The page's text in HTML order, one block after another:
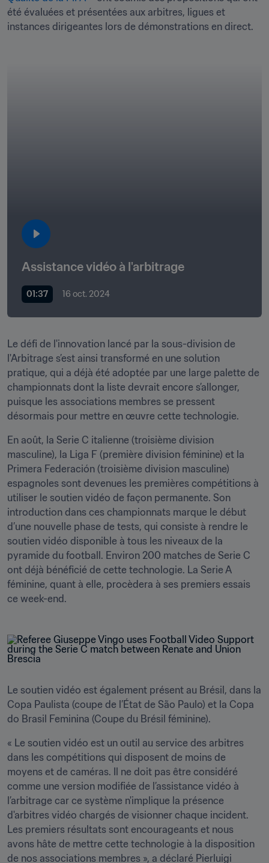
été évaluées et présentées aux arbitres, ligues et
instances dirigeantes lors de démonstrations en direct.
Assistance vidéo à l'arbitrage
01:37 16 oct. 2024
Le défi de l'innovation lancé par la sous-division de
l'Arbitrage s’est ainsi transformé en une solution
pratique, qui a déjà été adoptée par une large palette de
championnats dont la liste devrait encore s’allonger,
puisque les associations membres se pressent
désormais pour mettre en œuvre cette technologie.
En août, la Serie C italienne (troisième division
masculine), la Liga F (première division féminine) et la
Primera Federación (troisième division masculine)
espagnoles sont devenues les premières compétitions à
utiliser le soutien vidéo de façon permanente. Son
introduction dans ces championnats marque le début
d’une nouvelle phase de tests, qui consiste à rendre le
soutien vidéo disponible à tous les niveaux de la
pyramide du football. Environ 200 matches de Serie C
ont déjà bénéficié de cette technologie. La Serie A
féminine, quant à elle, procèdera à ses premiers essais
ce week-end.
Le soutien vidéo est également présent au Brésil, dans la
Copa Paulista (coupe de l’État de São Paulo) et la Copa
do Brasil Feminina (Coupe du Brésil féminine).
« Le soutien vidéo est un outil au service des arbitres
dans les compétitions qui disposent de moins de
moyens et de caméras. Il ne doit pas être considéré
comme une version modifiée de l’assistance vidéo à
l’arbitrage car ce système n'implique la présence
d'arbitres vidéo chargés de visionner chaque incident.
Les premiers résultats sont encourageants et nous
avons hâte de mettre cette technologie à la disposition
de nos associations membres », a déclaré Pierluigi